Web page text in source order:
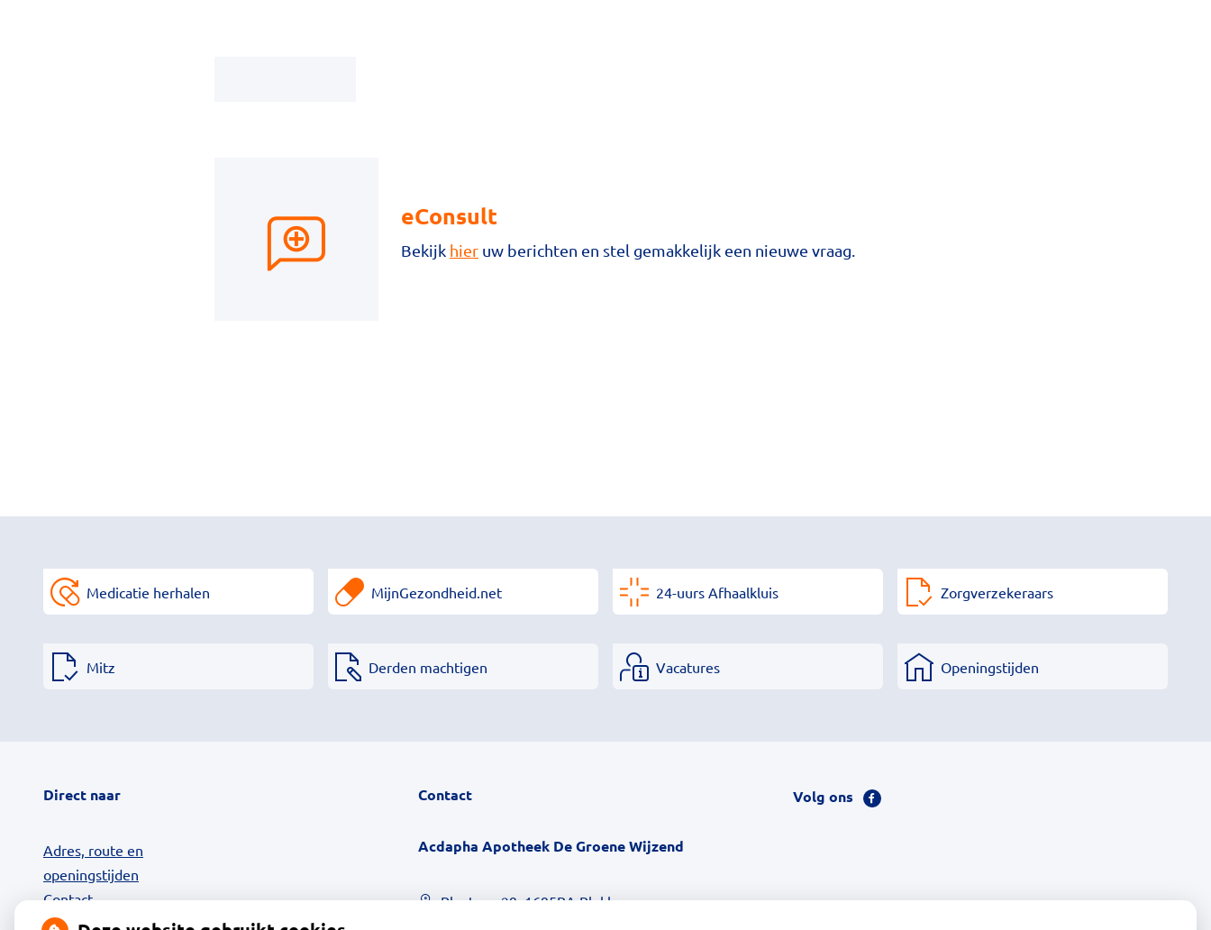
eConsult
Bekijk hier uw berichten en stel gemakkelijk een nieuwe vraag.
Medicatie herhalen MijnGezondheid.net 24-uurs Afhaalkluis Zorgverzekeraars
Mitz Derden machtigen Vacatures Openingstijden
Direct naar
Adres, route en
openingstijden
Contact
MijnGezondheid.net
Contact
Acdapha Apotheek De Groene Wijzend
Plantage 29, 1695BA Blokker
Volg ons
Bezoek